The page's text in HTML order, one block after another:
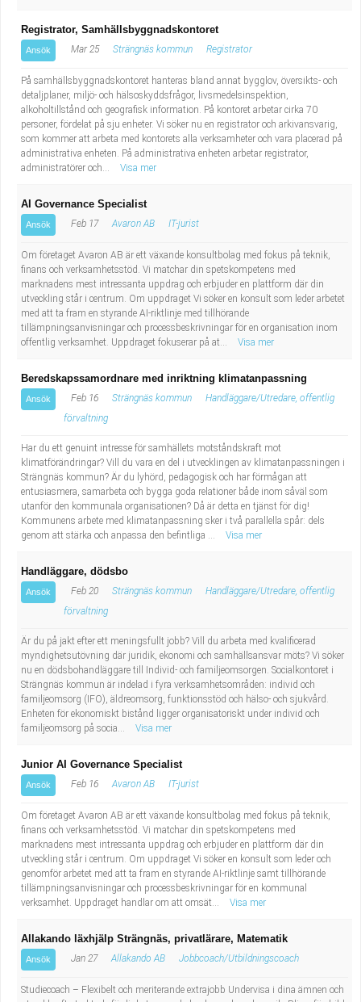
Registrator, Samhällsbyggnadskontoret
Ansök Mar 25 Strängnäs kommun Registrator
På samhällsbyggnadskontoret hanteras bland annat bygglov, översikts- och
detaljplaner, miljö- och hälsoskyddsfrågor, livsmedelsinspektion,
alkoholtillstånd och geografisk information. På kontoret arbetar cirka 70
personer, fördelat på sju enheter. Vi söker nu en registrator och arkivansvarig,
som kommer att arbeta med kontorets alla verksamheter och vara placerad på
administrativa enheten. På administrativa enheten arbetar registrator,
administratörer och...
Visa mer
AI Governance Specialist
Ansök Feb 17 Avaron AB IT-jurist
Om företaget Avaron AB är ett växande konsultbolag med fokus på teknik,
finans och verksamhetsstöd. Vi matchar din spetskompetens med
marknadens mest intressanta uppdrag och erbjuder en plattform där din
utveckling står i centrum. Om uppdraget Vi söker en konsult som leder arbetet
med att ta fram en styrande AI-riktlinje med tillhörande
tillämpningsanvisningar och processbeskrivningar för en organisation inom
offentlig verksamhet. Uppdraget fokuserar på at...
Visa mer
Beredskapssamordnare med inriktning klimatanpassning
Ansök Feb 16 Strängnäs kommun
Handläggare/Utredare, offentlig
förvaltning
Har du ett genuint intresse för samhällets motståndskraft mot
klimatförändringar? Vill du vara en del i utvecklingen av klimatanpassningen i
Strängnäs kommun? Är du lyhörd, pedagogisk och har förmågan att
entusiasmera, samarbeta och bygga goda relationer både inom såväl som
utanför den kommunala organisationen? Då är detta en tjänst för dig!
Kommunens arbete med klimatanpassning sker i två parallella spår: dels
genom att stärka och anpassa den befintliga ...
Visa mer
Handläggare, dödsbo
Ansök Feb 20 Strängnäs kommun
Handläggare/Utredare, offentlig
förvaltning
Är du på jakt efter ett meningsfullt jobb? Vill du arbeta med kvalificerad
myndighetsutövning där juridik, ekonomi och samhällsansvar möts? Vi söker
nu en dödsbohandläggare till Individ- och familjeomsorgen. Socialkontoret i
Strängnäs kommun är indelad i fyra verksamhetsområden: individ och
familjeomsorg (IFO), äldreomsorg, funktionsstöd och hälso- och sjukvård.
Enheten för ekonomiskt bistånd ligger organisatoriskt under individ och
familjeomsorg på socia...
Visa mer
Junior AI Governance Specialist
Ansök Feb 16 Avaron AB IT-jurist
Om företaget Avaron AB är ett växande konsultbolag med fokus på teknik,
finans och verksamhetsstöd. Vi matchar din spetskompetens med
marknadens mest intressanta uppdrag och erbjuder en plattform där din
utveckling står i centrum. Om uppdraget Vi söker en konsult som leder och
genomför arbetet med att ta fram en styrande AI-riktlinje samt tillhörande
tillämpningsanvisningar och processbeskrivningar för en kommunal
verksamhet. Uppdraget handlar om att omsät...
Visa mer
Allakando läxhjälp Strängnäs, privatlärare, Matematik
Ansök Jan 27 Allakando AB Jobbcoach/Utbildningscoach
Studiecoach – Flexibelt och meriterande extrajobb Undervisa i dina ämnen och